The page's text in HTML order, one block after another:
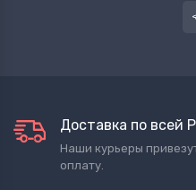
Доставка по всей
Наши курьеры
оплату.